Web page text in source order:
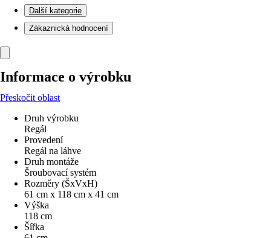
Další kategorie
Zákaznická hodnocení
Informace o výrobku
Přeskočit oblast
Druh výrobku
Regál
Provedení
Regál na láhve
Druh montáže
Šroubovací systém
Rozměry (ŠxVxH)
61 cm x 118 cm x 41 cm
Výška
118 cm
Šířka